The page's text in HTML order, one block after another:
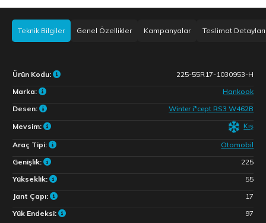
Teknik Bilgiler Genel Özellikler Kampanyalar Teslimat Detayları
Ürün Kodu:
225-55R17-1030953-H
Marka:
Hankook
Desen:
Winter i*cept RS3 W462B
Mevsim: Kış
Araç Tipi:
Otomobil
Genişlik:
225
Yükseklik:
55
Jant Çapı:
17
Yük Endeksi:
97